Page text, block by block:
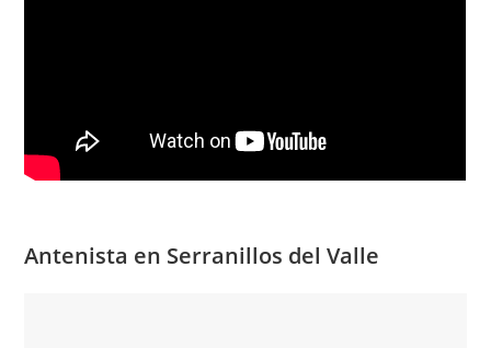
Antenista en Serranillos del Valle